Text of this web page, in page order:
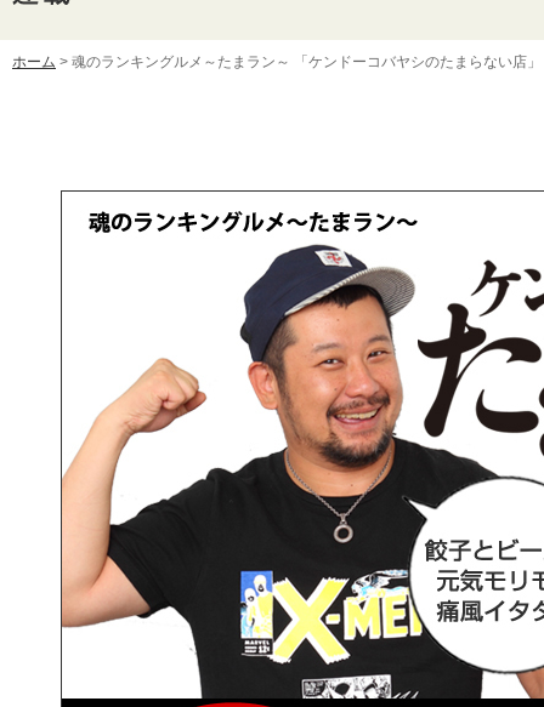
ホーム > 魂のランキングルメ～たまラン～ 「ケンドーコバヤシのたまらない店」